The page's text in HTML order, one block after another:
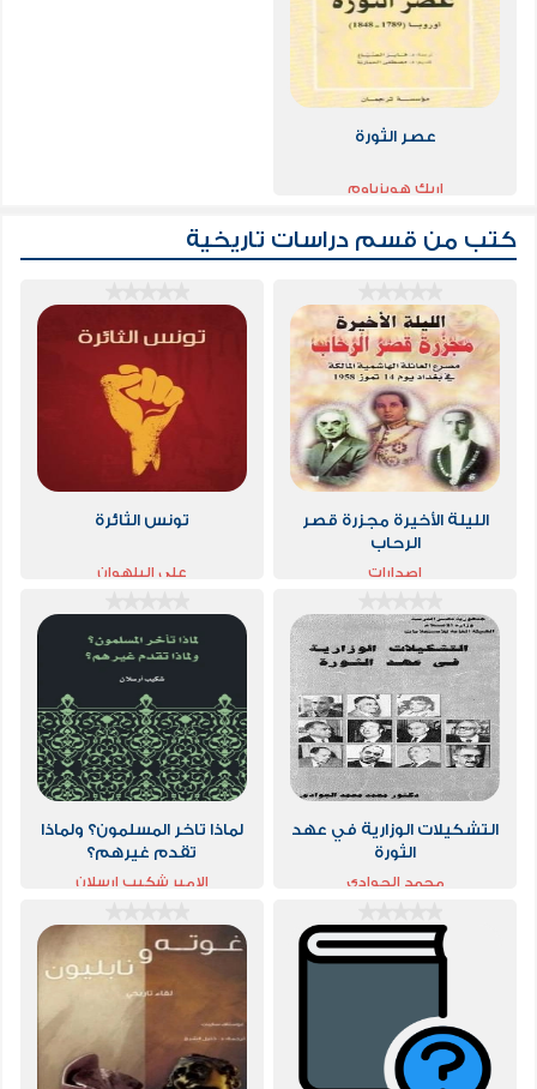
عصر الثورة
اريك هوبزباوم
كتب من قسم دراسات تاريخية
الليلة الأخيرة مجزرة قصر
الرحاب
إصدارات
تونس الثائرة
علي البلهوان
التشكيلات الوزارية في عهد
الثورة
محمد الجوادي
لماذا تاخر المسلمون؟ ولماذا
تقدم غيرهم؟
الامير شكيب ارسلان